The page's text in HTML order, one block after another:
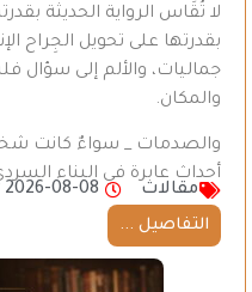
لا تُقَاس الرواية الحديثة
بقدرتها على تحويل الجِراح
جماليات، والألم إلى سؤال
والمكان.
والصدمات _ سواءٌ كانت
أحداث عابرة في البناء
مقالات
2026-08-08
التفاصيل ...